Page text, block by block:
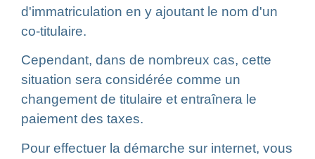
d'immatriculation en y ajoutant le nom d'un
co-titulaire.
Cependant, dans de nombreux cas, cette
situation sera considérée comme un
changement de titulaire et entraînera le
paiement des taxes.
Pour effectuer la démarche sur internet, vous